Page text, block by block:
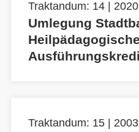
Traktandum: 14 |
Umlegung
Traktandum: 15 |